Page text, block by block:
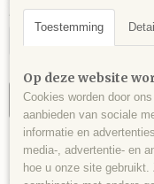
Aantal
IN
Specificaties
Toestemming
Op deze website
Cookies worden door
aanbieden van sociale
informatie en
media-, advertentie- en
hoe u onze site